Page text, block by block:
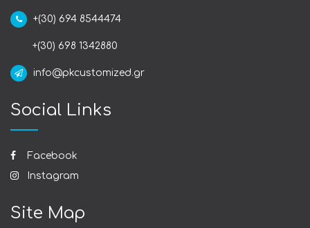
+(30) 694 8544474
+(30) 698 1342880
info@pkcustomized.gr
Social Links
Facebook
Instagram
Site Map